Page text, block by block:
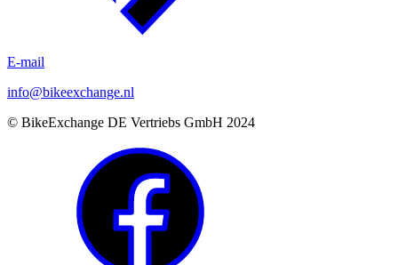
E-mail
info@bikeexchange.nl
© BikeExchange DE Vertriebs GmbH 2024